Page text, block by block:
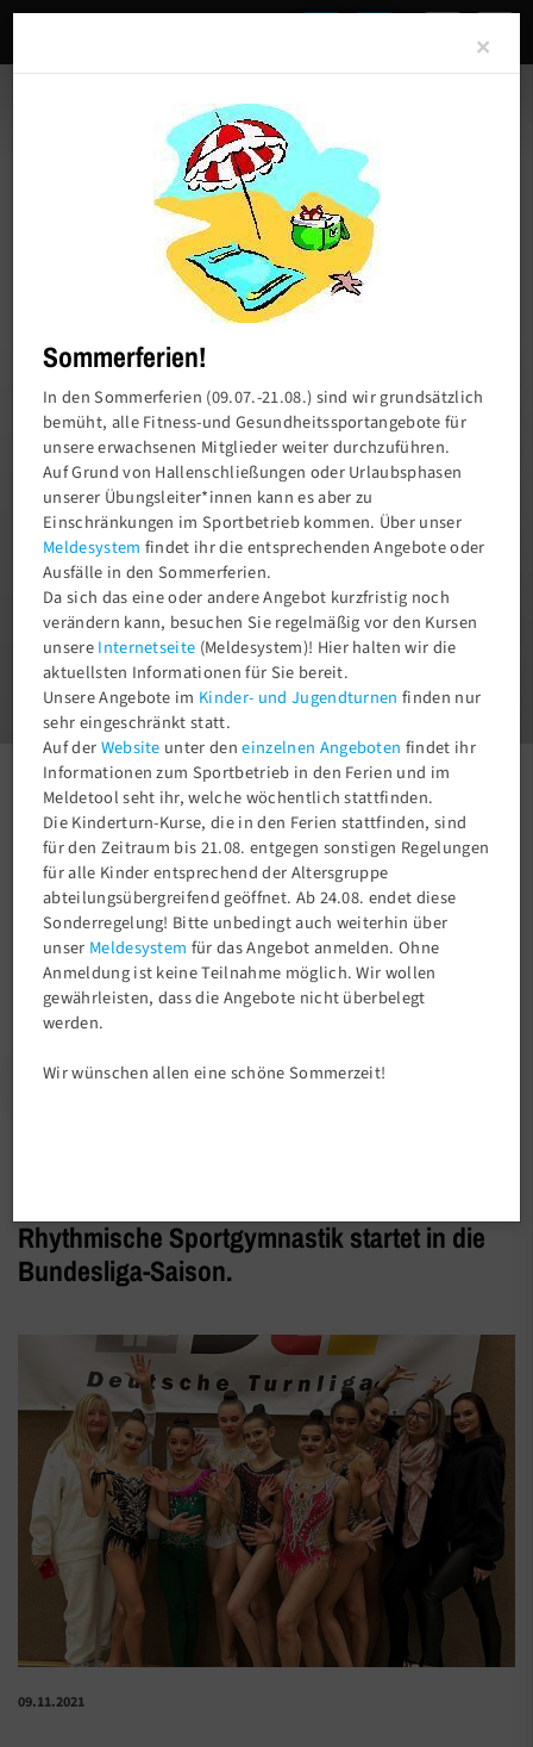
Charlottenburger Turn- und Sportverein von
1858 e.V.
1 3
Aktuelles
Newsroom
Rhythmische Sportgymnastik startet in die Bundesliga-Saison.
Rhythmische Sportgymnastik startet in die
Bundesliga-Saison.
09.11.2021
×
Sommerferien!
In den Sommerferien (09.07.-21.08.) sind wir grundsätzlich
bemüht, alle Fitness-und Gesundheitssportangebote für
unsere erwachsenen Mitglieder weiter durchzuführen.
Auf Grund von Hallenschließungen oder Urlaubsphasen
unserer Übungsleiter*innen kann es aber zu
Einschränkungen im Sportbetrieb kommen. Über unser
Meldesystem findet ihr die entsprechenden Angebote oder
Ausfälle in den Sommerferien.
Da sich das eine oder andere Angebot kurzfristig noch
verändern kann, besuchen Sie regelmäßig vor den Kursen
unsereInternetseite (Meldesystem)! Hier halten wir die
aktuellsten Informationen für Sie bereit.
Unsere Angebote im Kinder- und Jugendturnen finden nur
sehr eingeschränkt statt.
Auf derWebsite unter deneinzelnen Angeboten findet ihr
Informationen zum Sportbetrieb in den Ferien und im
Meldetool seht ihr, welche wöchentlich stattfinden.
Die Kinderturn-Kurse, die in den Ferien stattfinden, sind
für den Zeitraum bis 21.08. entgegen sonstigen Regelungen
für alle Kinder entsprechend der Altersgruppe
abteilungsübergreifend geöffnet. Ab 24.08. endet diese
Sonderregelung! Bitte unbedingt auch weiterhin über
unser Meldesystem für das Angebot anmelden. Ohne
Anmeldung ist keine Teilnahme möglich. Wir wollen
gewährleisten, dass die Angebote nicht überbelegt
werden.
Wir wünschen allen eine schöne Sommerzeit!